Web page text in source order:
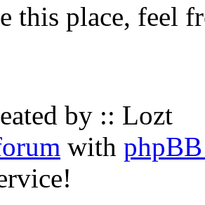
this place, feel
by :: Lozt
with